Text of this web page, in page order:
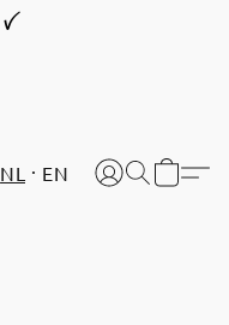
ꪜ
NL EN